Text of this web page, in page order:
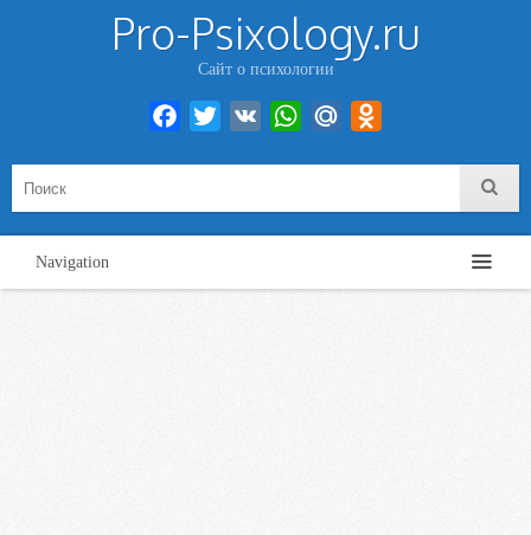
Pro-Psixology.ru
Сайт о психологии
Facebook
Twitter VK WhatsAppMail.Ru
Navigation